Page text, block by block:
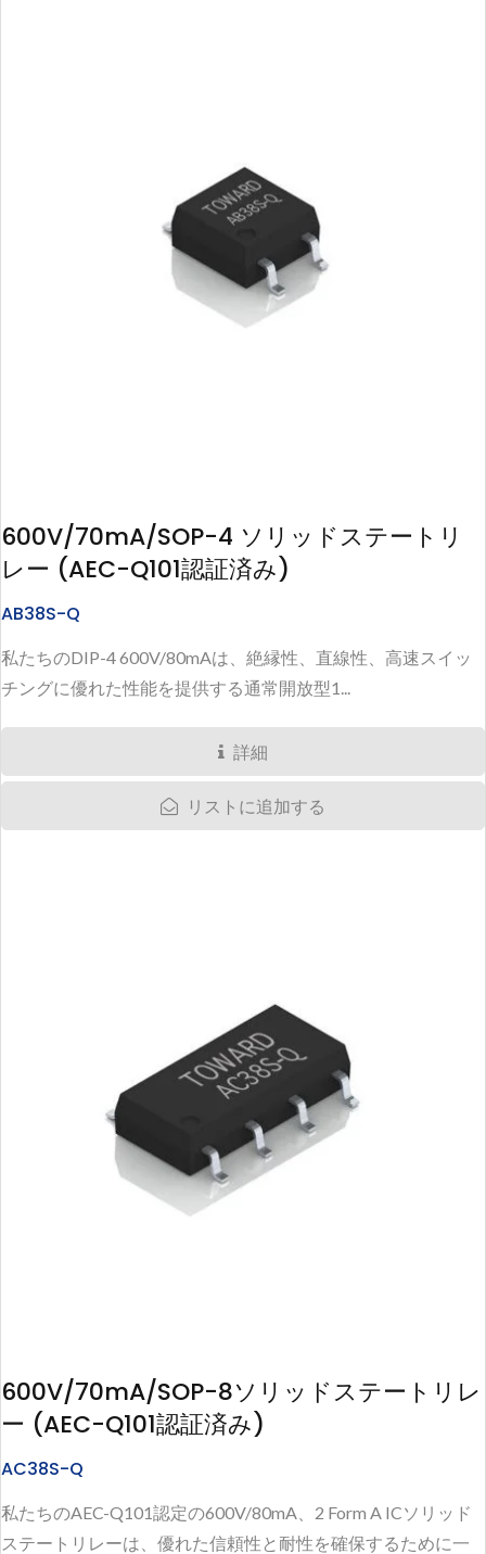
600V/70mA/SOP-4 ソリッドステートリ
レー (AEC-Q101認証済み)
AB38S-Q
私たちのDIP-4 600V/80mAは、絶縁性、直線性、高速スイッ
チングに優れた性能を提供する通常開放型1...
詳細
リストに追加する
600V/70mA/SOP-8ソリッドステートリレ
ー (AEC-Q101認証済み)
AC38S-Q
私たちのAEC-Q101認定の600V/80mA、2 Form A ICソリッド
ステートリレーは、優れた信頼性と耐性を確保するために一